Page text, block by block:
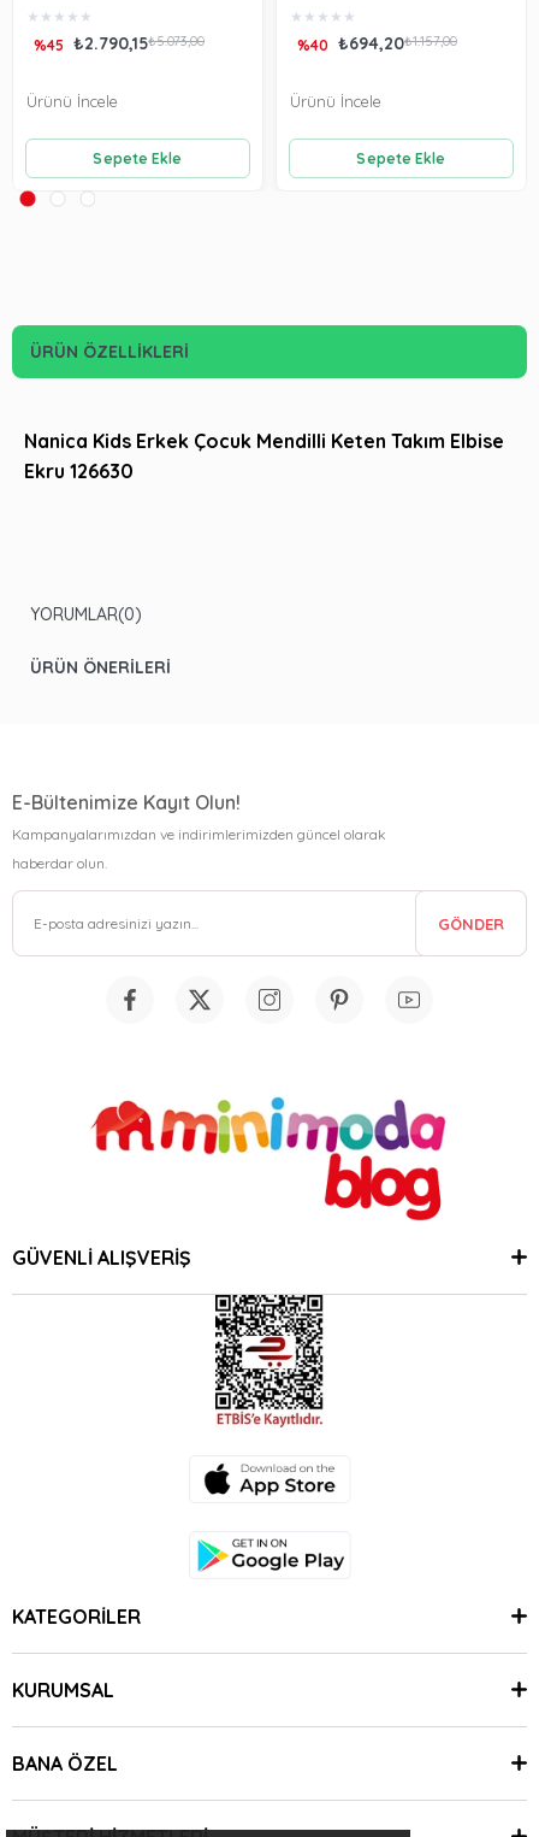
★ ★ ★ ★ ★
₺2.790,15₺5.073,00
%45
Sepete Ekle
Ürünü İncele
★ ★ ★ ★ ★
₺694,20₺1.157,00
%40
Sepete Ekle
Ürünü İncele
ÜRÜN ÖZELLIKLERI
Nanica Kids Erkek Çocuk Mendilli Keten Takım Elbise
Ekru 126630
YORUMLAR(0)
ÜRÜN ÖNERILERI
E-Bültenimize Kayıt Olun!
Kampanyalarımızdan ve indirimlerimizden güncel olarak
haberdar olun.
GÖNDER
GÜVENLİ ALIŞVERİŞ
KATEGORİLER
KURUMSAL
BANA ÖZEL